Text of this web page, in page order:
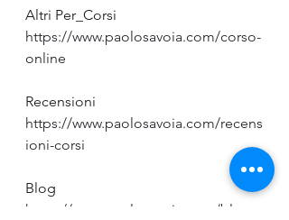
Altri Per_Corsi
https://www.paolosavoia.com/corso-
online
Recensioni
https://www.paolosavoia.com/recens
ioni-corsi
Blog
https://www.paolosavoia.com/blog